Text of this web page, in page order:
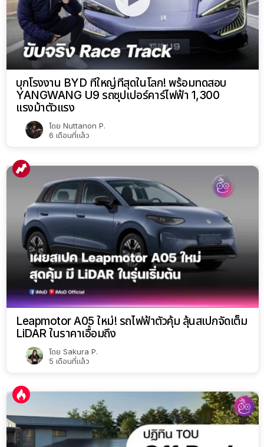
บุกโรงงาน BYD ที่ใหญ่ที่สุดในโลก! พร้อมทดสอบ
YANGWANG U9 รถซุปเปอร์คาร์ไฟฟ้า 1,300
แรงม้าตัวแรง
โดย Nuttanon P.
6 เดือนที่แล้ว
Leapmotor A05 ใหม่! รถไฟฟ้าตัวคุ้ม ลุ้นสเปกจัดเต็ม
LiDAR ในราคาเอื้อมถึง
โดย Sakura P.
5 เดือนที่แล้ว